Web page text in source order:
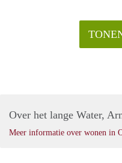
Over het lange Water,
Meer informatie over wonen in